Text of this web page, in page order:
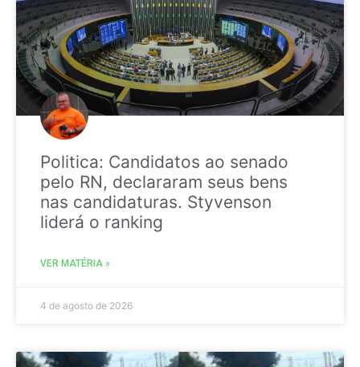
Politica: Candidatos ao senado
pelo RN, declararam seus bens
nas candidaturas. Styvenson
liderá o ranking
VER MATÉRIA »
4 de agosto de 2026